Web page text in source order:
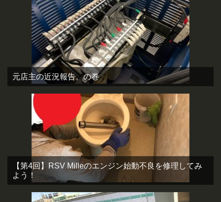
元店主の近況報告。の巻
【第4回】RSV Milleのエンジン始動不良を修理してみ
よう！